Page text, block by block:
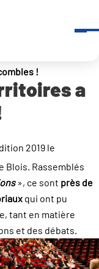
!
a
2019 le
Blois. Rassemblés
», ce sont près de
qui ont pu
tant en matière
et des débats.